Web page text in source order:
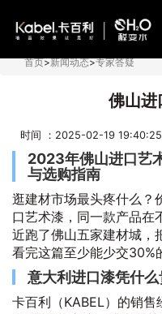
首页>新闻动态>专家答疑
佛山进
时间 ：2025-02-19
2023年佛山进口艺
与选购指南
逛建材市场最头疼什么？
口艺术漆，同一款产品在
近跑了佛山五家建材城，
看完这篇至少能少交30%
意大利进口漆凭什么
卡百利（KABEL）的销